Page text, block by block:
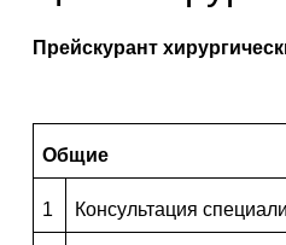
Прейскурант
Общие
1 Консультация